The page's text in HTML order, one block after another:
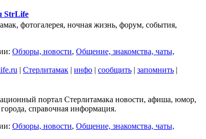
StrLife
фотогалерея, ночная жизнь, форум, события,
Обзоры, новости, Общение, знакомства, чаты,
| Стерлитамак | инфо | сообщить | запомнить |
портал Стерлитамака новости, афиша, юмор,
справочная информация.
Обзоры, новости, Общение, знакомства, чаты,